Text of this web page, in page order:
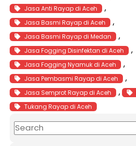
Jasa Anti Rayap di Aceh ,
Jasa Basmi Rayap di Aceh ,
Jasa Basmi Rayap di Medan ,
Jasa Fogging Disinfektan di Aceh ,
Jasa Fogging Nyamuk di Aceh ,
Jasa Pembasmi Rayap di Aceh ,
Jasa Semprot Rayap di Aceh ,
Tukang Rayap di Aceh